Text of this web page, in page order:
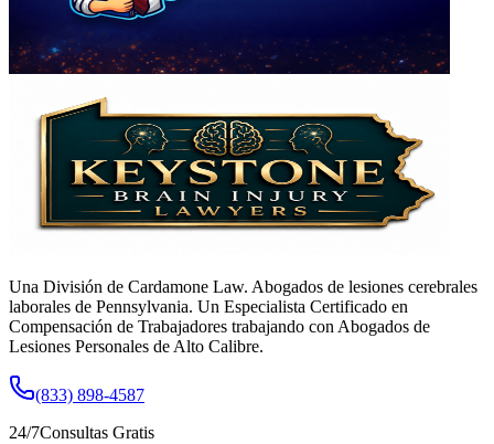
Una División de Cardamone Law. Abogados de lesiones cerebrales
laborales de Pennsylvania. Un Especialista Certificado en
Compensación de Trabajadores trabajando con Abogados de
Lesiones Personales de Alto Calibre.
(833) 898-4587
24/7Consultas Gratis